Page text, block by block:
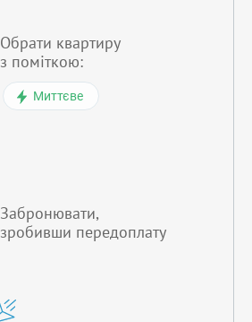
Обрати квартиру
з поміткою:
Миттєве
Забронювати,
зробивши передоплату